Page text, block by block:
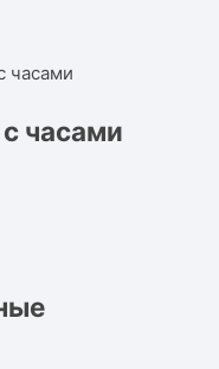
часами